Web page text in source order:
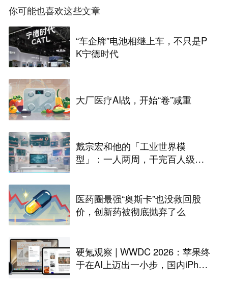
你可能也喜欢这些文章
“车企牌”电池相继上车，不只是P
K宁德时代
大厂医疗AI战，开始“卷”减重
戴宗宏和他的「工业世界模
型」：一人两周，干完百人级定
医药圈最强“奥斯卡”也没救回股
价，创新药被彻底抛弃了么
硬氪观察 | WWDC 2026：苹果终
于在AI上迈出一小步，国内iPhon